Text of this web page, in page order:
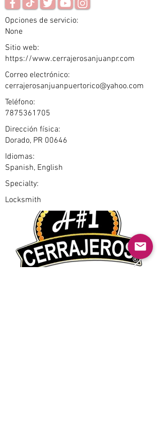
Opciones de servicio:
None
Sitio web:
https://www.cerrajerosanjuanpr.com
Correo electrónico:
cerrajerosanjuanpuertorico@yahoo.com
Teléfono:
7875361705
Dirección física:
Dorado, PR 00646
Idiomas:
Spanish, English
Specialty:
Locksmith